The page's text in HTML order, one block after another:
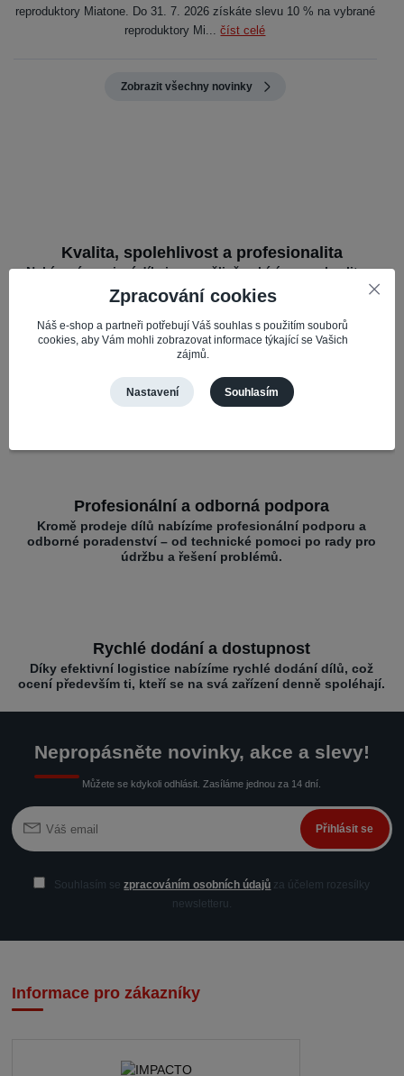
reproduktory Miatone. Do 31. 7. 2026 získáte slevu 10 % na vybrané
reproduktory Mi...číst celé
Zobrazit všechny novinky
Kvalita, spolehlivost a profesionalita
Nabízené servisní díly jsou pečlivě vybírány pro kvalitu a
spolehlivost, což zajišťuje optimální výkon vašeho mobilu.
Široký výběr a kompatibilita
Nabízíme díly pro různé mobilní značky – vše na jednom
Profesionální a odborná podpora
Kromě prodeje dílů nabízíme profesionální podporu a
odborné poradenství – od technické pomoci po rady pro
údržbu a řešení problémů.
Rychlé dodání a dostupnost
Díky efektivní logistice nabízíme rychlé dodání dílů, což
ocení především ti, kteří se na svá zařízení denně spoléhají.
Nepropásněte novinky, akce a slevy!
Můžete se kdykoli odhlásit. Zasíláme jednou za 14 dní.
Přihlásit se
Souhlasím sezpracováním osobních údajů za účelem rozesílky
newsletteru.
Informace pro zákazníky
Zpracování cookies
Náš e-shop a partneři potřebují Váš souhlas s použitím souborů
cookies, aby Vám mohli zobrazovat informace týkající se Vašich
zájmů.
Nastavení Souhlasím